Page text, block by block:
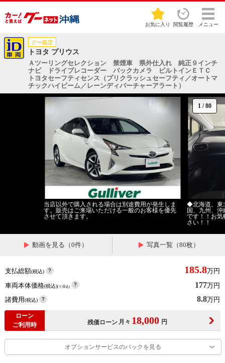
お気に入り 閲覧履歴 メニュー
グー鑑定
トヨタ プリウス
Ａツーリングセレクション 禁煙車 県外仕入れ 純正９インチ
ナビ ドライブレコーダー バックカメラ ビルトインＥＴＣ
トヨタセーフティセンス（プリクラッシュセーフティ／オートマ
チックハイビーム／レーンディパーチャーアラート）
1 /80
当店以外で購入される場合は別途費用が発生しま
す。販売はご来場いただける一般のお客様を優先
させて頂きます。
◆北海道、東
国、九州、
です！！お気
さい！！
動画を見る（0件） 写真一覧（80枚）
支払総額(税込) 185.8万円
車両本体価格(税込)(リ済込) 177万円
諸費用(税込) 8.8万円
ローン
ご利用時
残価ローン 月々 18,000 円
オプションサービスのパックを見る